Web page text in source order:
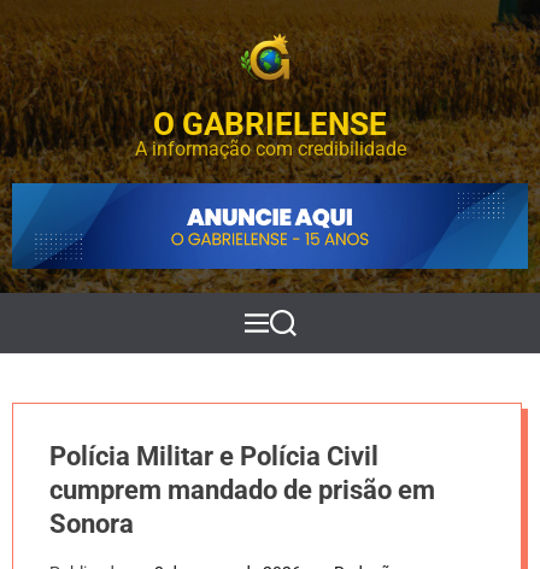
k
p
t
o
c
o
n
t
e
O GABRIELENSE
A informação com credibilidade
M
e
P
e
s
r
Polícia Militar e Polícia Civil
cumprem mandado de prisão em
Sonora